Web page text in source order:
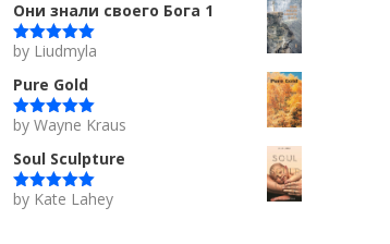
Они знали своего Бога 1
Rated5out
by Liudmyla
Pure Gold
Rated5out
by Wayne Kraus
Soul Sculpture
Rated5out
by Kate Lahey